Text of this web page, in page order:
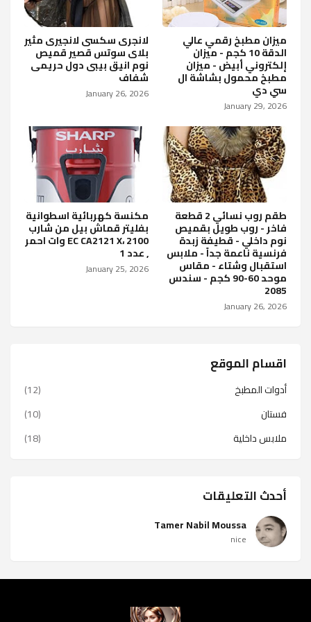
ميزان مطبخ رقمي عالي
الدقة 10 كجم - ميزان
إلكتروني أبيض - ميزان
مطبخ محمول بشاشة ال
سي دي
January 29, 2026
لانجرى سكسى لانجيرى مثير
بلاى سوتس قصير قميص
نوم انيق بيبى دول حريمى
شفاف
January 26, 2026
طقم روب نسائي 2 قطعة
فاخر - روب طويل بقميص
نوم داخلي - قطيفة زبدة
فرنسية ناعمة جداً - ملابس
استقبال وشتاء - مقاس
موحد 60-90 كجم - سندس
2085
January 26, 2026
مكنسة كهربائية اسطوانية
بفليتر قماش بيل من شارب
, عدد 1
January 25, 2026
اقسام الموقع
أدوات المطبخ
(12)
فستان
(10)
ملابس داخلية
(18)
أحدث التعليقات
Tamer Nabil Moussa
nice